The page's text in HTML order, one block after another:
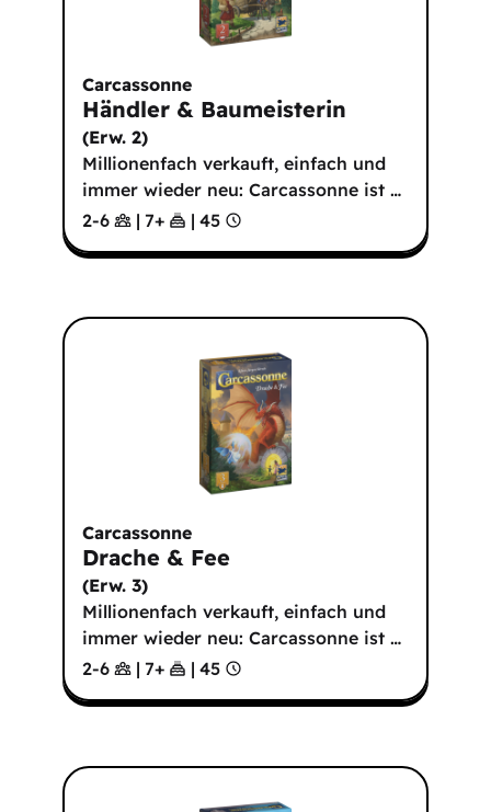
Carcassonne
Händler & Baumeisterin
(Erw. 2)
Millionenfach verkauft, einfach und
immer wieder neu: Carcassonne ist …
2-6
| 7+ | 45
Carcassonne
Drache & Fee
(Erw. 3)
Millionenfach verkauft, einfach und
immer wieder neu: Carcassonne ist …
2-6
| 7+ | 45